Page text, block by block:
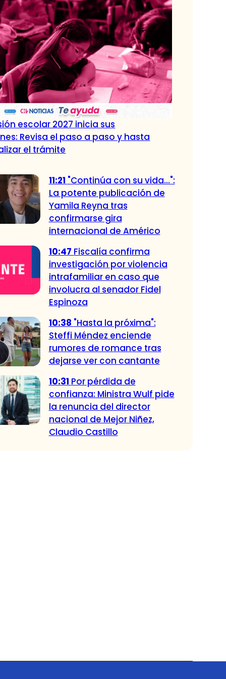
escolar 2027 inicia sus
Revisa el paso a paso y hasta
el trámite
11:21 "Continúa con su vida...":
La potente publicación de
Yamila Reyna tras
confirmarse gira
internacional de Américo
10:47 Fiscalía confirma
investigación por violencia
intrafamiliar en caso que
involucra al senador Fidel
Espinoza
10:38 "Hasta la próxima":
Steffi Méndez enciende
rumores de romance tras
dejarse ver con cantante
10:31 Por pérdida de
confianza: Ministra Wulf pide
la renuncia del director
nacional de Mejor Niñez,
Claudio Castillo